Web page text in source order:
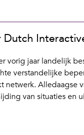
Dutch
vorig jaar landelijk
verstandelijke
netwerk. Alledaagse
van situaties en